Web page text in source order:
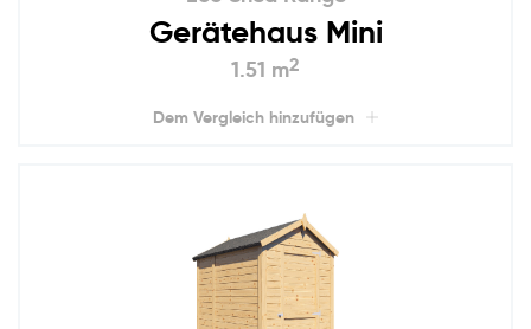
Gerätehaus Mini
1.51 m2
Dem Vergleich hinzufügen